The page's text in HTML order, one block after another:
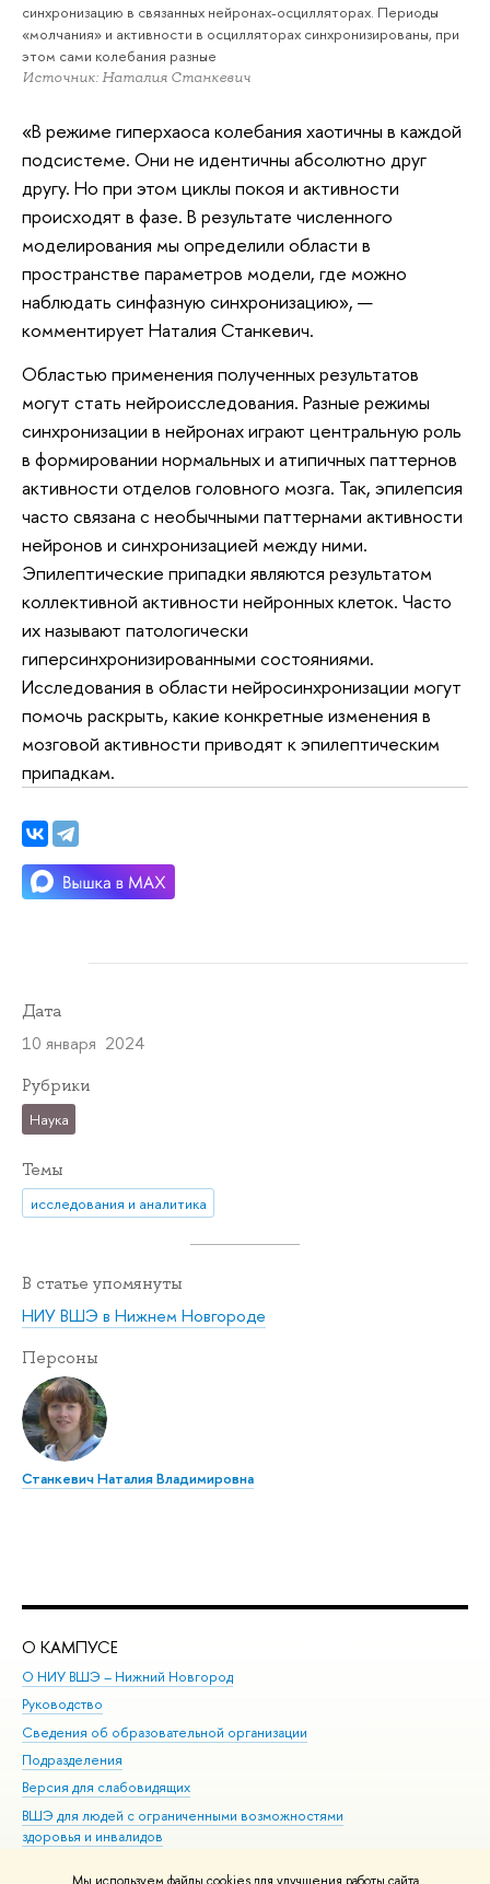
синхронизацию в связанных нейронах-осцилляторах. Периоды
«молчания» и активности в осцилляторах синхронизированы, при
этом сами колебания разные
Источник: Наталия Станкевич
«В режиме гиперхаоса колебания хаотичны в каждой
подсистеме. Они не идентичны абсолютно друг
другу. Но при этом циклы покоя и активности
происходят в фазе. В результате численного
моделирования мы определили области в
пространстве параметров модели, где можно
наблюдать синфазную синхронизацию», —
комментирует Наталия Станкевич.
Областью применения полученных результатов
могут стать нейроисследования. Разные режимы
синхронизации в нейронах играют центральную роль
в формировании нормальных и атипичных паттернов
активности отделов головного мозга. Так, эпилепсия
часто связана с необычными паттернами активности
нейронов и синхронизацией между ними.
Эпилептические припадки являются результатом
коллективной активности нейронных клеток. Часто
их называют патологически
гиперсинхронизированными состояниями.
Исследования в области нейросинхронизации могут
помочь раскрыть, какие конкретные изменения в
мозговой активности приводят к эпилептическим
припадкам.
Дата
10 января 2024
Рубрики
Наука
Темы
исследования и аналитика
В статье упомянуты
НИУ ВШЭ в Нижнем Новгороде
Персоны
Станкевич Наталия Владимировна
О КАМПУСЕ
О НИУ ВШЭ – Нижний Новгород
Руководство
Сведения об образовательной организации
Подразделения
Версия для слабовидящих
ВШЭ для людей с ограниченными возможностями
здоровья и инвалидов